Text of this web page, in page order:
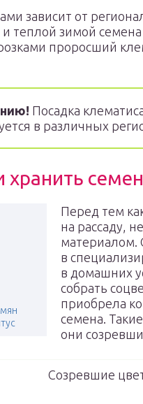
зависит от
и теплой зимой
проросший
Посадка
в различных
хранить
Перед тем
на рассаду,
материалом.
в
в домашних
собрать
приобрела
семена.
они
Созревшие